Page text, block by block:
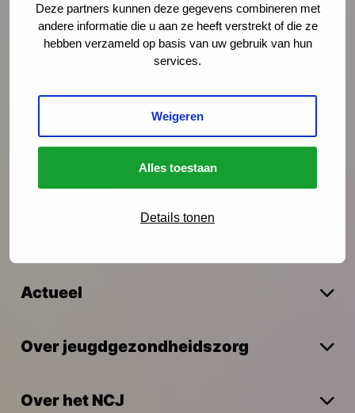
Deze partners kunnen deze gegevens combineren met
andere informatie die u aan ze heeft verstrekt of die ze
hebben verzameld op basis van uw gebruik van hun
services.
Weigeren
Alles toestaan
Details tonen
Interventies
Onderzoek
Actueel
Over jeugdgezondheidszorg
Over het NCJ